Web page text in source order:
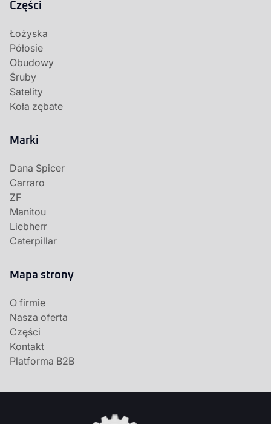
Części
Łożyska
Półosie
Obudowy
Śruby
Satelity
Koła zębate
Marki
Dana Spicer
Carraro
ZF
Manitou
Liebherr
Caterpillar
Mapa strony
O firmie
Nasza oferta
Części
Kontakt
Platforma B2B